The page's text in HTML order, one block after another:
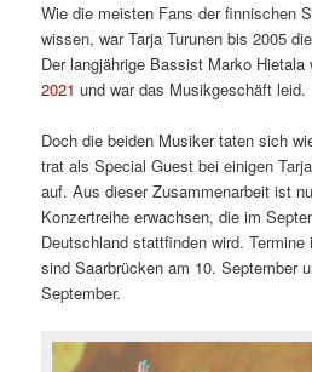
Wie die meisten Fans der finnischen
wissen, war Tarja Turunen bis 2005
Der langjährige Bassist Marko
2021 und war das Musikgeschäft leid.
Doch die beiden Musiker taten sich
trat als Special Guest bei einigen
auf. Aus dieser Zusammenarbeit ist
Konzertreihe erwachsen, die im
Deutschland stattfinden wird.
sind Saarbrücken am 10. September
September.